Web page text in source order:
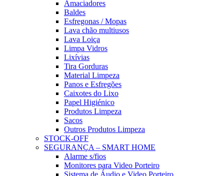
Amaciadores
Baldes
Esfregonas / Mopas
Lava chão multiusos
Lava Loiça
Limpa Vidros
Lixívias
Tira Gorduras
Material Limpeza
Panos e Esfregões
Caixotes do Lixo
Papel Higiénico
Produtos Limpeza
Sacos
Outros Produtos Limpeza
STOCK-OFF
SEGURANÇA – SMART HOME
Alarme s/fios
Monitores para Video Porteiro
Sistema de Áudio e Video Porteiro